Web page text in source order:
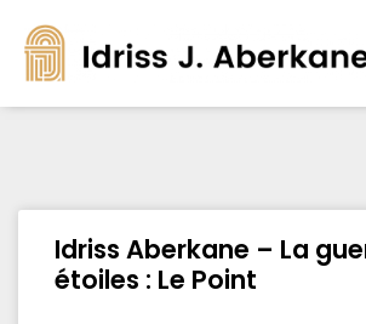
Idriss Aberkane – La
étoiles : Le Point